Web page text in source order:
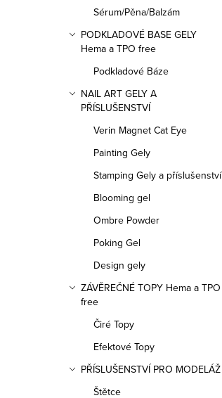
n
p
Sérum/Pěna/Balzám
PODKLADOVÉ BASE GELY
Hema a TPO free
Podkladové Báze
NAIL ART GELY A
PŘÍSLUŠENSTVÍ
Verin Magnet Cat Eye
Painting Gely
Stamping Gely a příslušenství
Blooming gel
Ombre Powder
Poking Gel
Design gely
ZÁVĚREČNÉ TOPY Hema a TPO
free
Čiré Topy
Efektové Topy
PŘÍSLUŠENSTVÍ PRO MODELÁŽ
Štětce